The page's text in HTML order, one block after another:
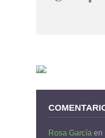
Rosa García en